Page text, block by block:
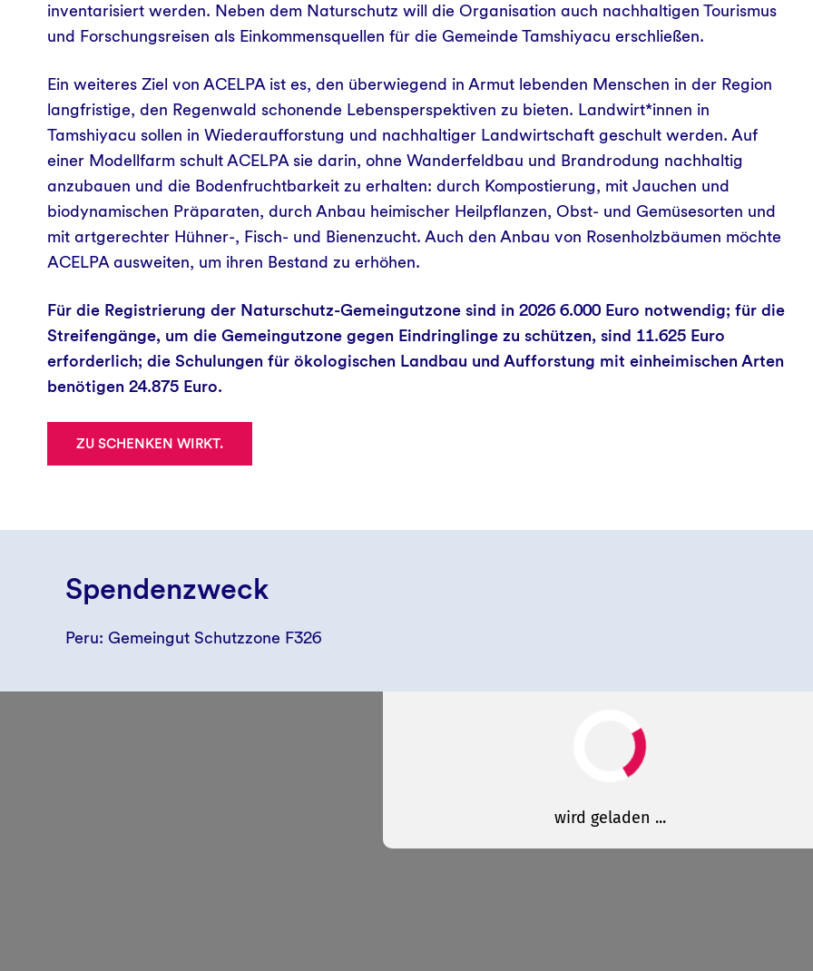
inventarisiert werden. Neben dem Naturschutz will die Organisation auch nachhaltigen Tourismus
und Forschungsreisen als Einkommensquellen für die Gemeinde Tamshiyacu erschließen.
Ein weiteres Ziel von ACELPA ist es, den überwiegend in Armut lebenden Menschen in der Region
langfristige, den Regenwald schonende Lebensperspektiven zu bieten. Landwirt*innen in
Tamshiyacu sollen in Wiederaufforstung und nachhaltiger Landwirtschaft geschult werden. Auf
einer Modellfarm schult ACELPA sie darin, ohne Wanderfeldbau und Brandrodung nachhaltig
anzubauen und die Bodenfruchtbarkeit zu erhalten: durch Kompostierung, mit Jauchen und
biodynamischen Präparaten, durch Anbau heimischer Heilpflanzen, Obst- und Gemüsesorten und
mit artgerechter Hühner-, Fisch- und Bienenzucht. Auch den Anbau von Rosenholzbäumen möchte
ACELPA ausweiten, um ihren Bestand zu erhöhen.
Für die Registrierung der Naturschutz-Gemeingutzone sind in 2026 6.000 Euro notwendig; für die
Streifengänge, um die Gemeingutzone gegen Eindringlinge zu schützen, sind 11.625 Euro
erforderlich; die Schulungen für ökologischen Landbau und Aufforstung mit einheimischen Arten
benötigen 24.875 Euro.
ZU SCHENKEN WIRKT.
Spendenzweck
Peru: Gemeingut Schutzzone F326